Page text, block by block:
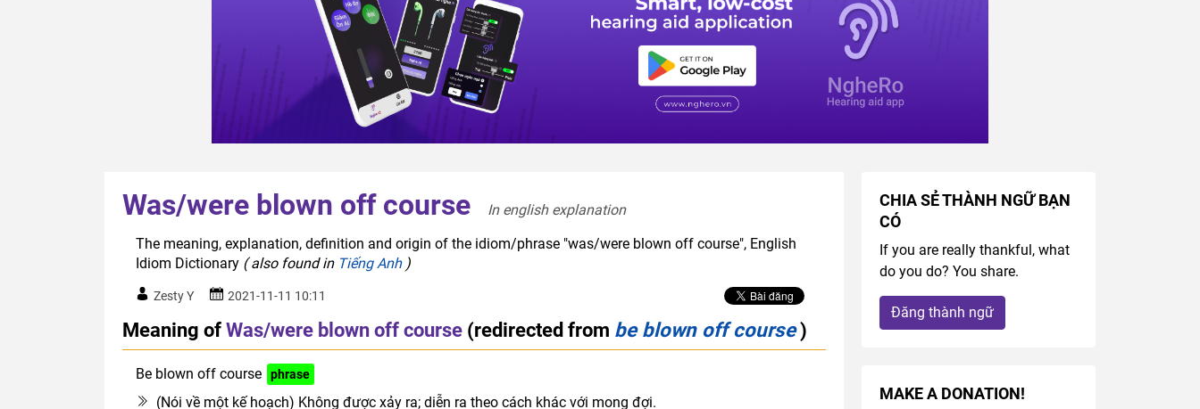
Was/were blown off course
In english explanation
The meaning, explanation, definition and origin of the idiom/phrase "was/were blown off course", English
Idiom Dictionary ( also found in Tiếng Anh)
Zesty Y 2021-11-11 10:11
Meaning ofWas/were blown off course (redirected from be blown off course)
Be blown off course phrase
(Nói về một kế hoạch) Không được xảy ra; diễn ra theo cách khác với mong đợi.
CHIA SẺ THÀNH NGỮ BẠN
CÓ
If you are really thankful, what
do you do? You share.
Đăng thành ngữ
MAKE A DONATION!